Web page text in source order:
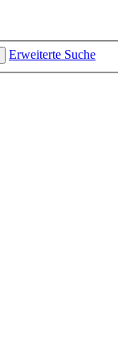
Erweiterte Suche